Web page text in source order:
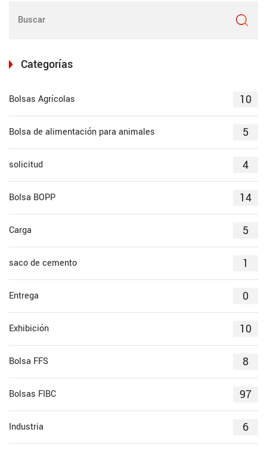
Categorías
Bolsas Agrícolas 10
Bolsa de alimentación para animales 5
solicitud 4
Bolsa BOPP 14
Carga 5
saco de cemento 1
Entrega 0
Exhibición 10
Bolsa FFS 8
Bolsas FIBC 97
Industria 6